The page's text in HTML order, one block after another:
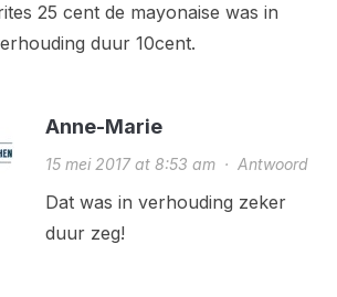
25 cent de mayonaise was in
duur 10cent.
Anne-Marie
15 mei 2017 at 8:53 am· Antwoord
Dat was in verhouding zeker
duur zeg!